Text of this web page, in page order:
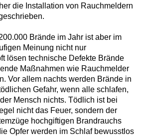
die Installation von Rauchmeldern
Brände im Jahr ist aber im
Meinung nicht nur
lösen technische Defekte Brände
Maßnahmen wie Rauchmelder
Vor allem nachts werden Brände in
Gefahr, wenn alle schlafen,
Mensch nichts. Tödlich ist bei
nicht das Feuer, sondern der
hochgiftigen Brandrauchs
Opfer werden im Schlaf bewusstlos